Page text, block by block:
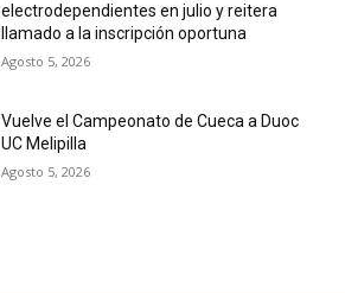
electrodependientes en julio y reitera
llamado a la inscripción oportuna
Agosto 5, 2026
Vuelve el Campeonato de Cueca a Duoc
UC Melipilla
Agosto 5, 2026